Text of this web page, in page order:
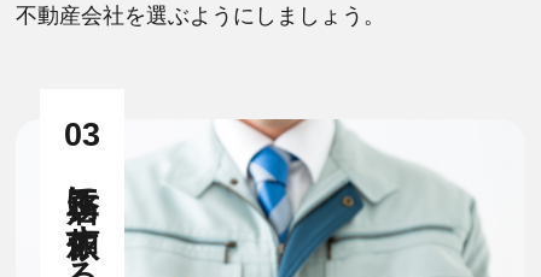
不動産会社を選ぶようにしましょう。
03
工務店に依頼する